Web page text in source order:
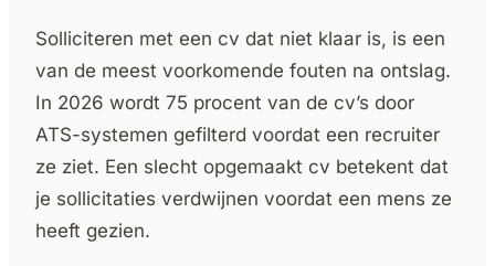
Solliciteren met een cv dat niet klaar is, is een
van de meest voorkomende fouten na ontslag.
In 2026 wordt 75 procent van de cv’s door
ATS-systemen gefilterd voordat een recruiter
ze ziet. Een slecht opgemaakt cv betekent dat
je sollicitaties verdwijnen voordat een mens ze
heeft gezien.